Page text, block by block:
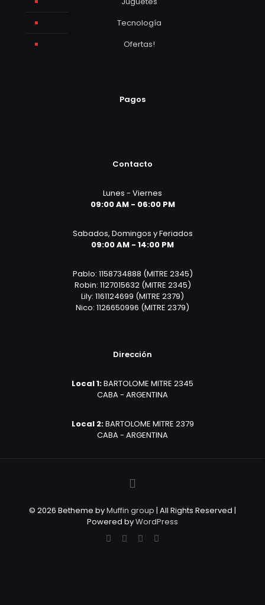
Tecnología
Ofertas!
Pagos
Contacto
Lunes - Viernes
09:00 AM - 06:00 PM
Sabados, Domingos y Feriados
09:00 AM - 14:00 PM
Pablo: 1158734888 (MITRE 2345)
Robin: 1127015632 (MITRE 2345)
Lily: 1161124699 (MITRE 2379)
Nico: 1126650996 (MITRE 2379)
Dirección
Local 1:BARTOLOME MITRE 2345
CABA - ARGENTINA
Local 2:BARTOLOME MITRE 2379
CABA - ARGENTINA
© 2026 Betheme byMuffin group | All Rights Reserved |
Powered byWordPress